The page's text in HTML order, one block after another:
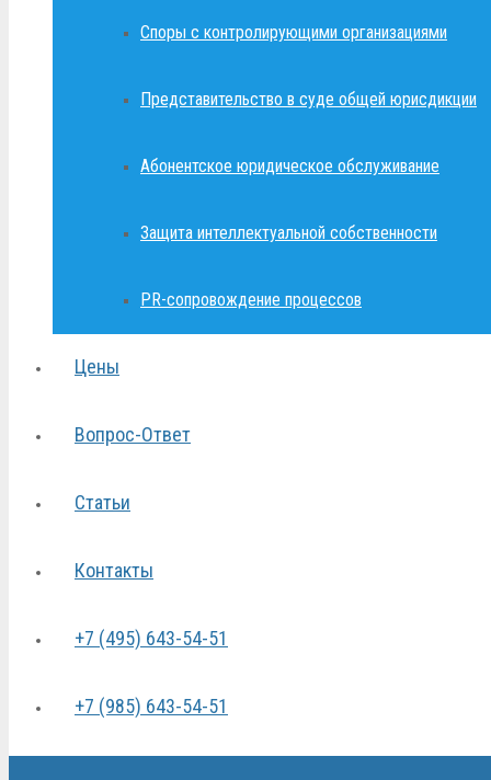
Споры с контролирующими организациями
Представительство в суде общей юрисдикции
Абонентское юридическое обслуживание
Защита интеллектуальной собственности
PR-сопровождение процессов
Цены
Вопрос-Ответ
Статьи
Контакты
+7 (495) 643-54-51
+7 (985) 643-54-51